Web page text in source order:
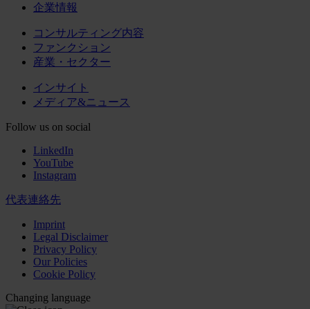
企業情報
コンサルティング内容
ファンクション
産業・セクター
インサイト
メディア&ニュース
Follow us on social
LinkedIn
YouTube
Instagram
代表連絡先
Imprint
Legal Disclaimer
Privacy Policy
Our Policies
Cookie Policy
Changing language